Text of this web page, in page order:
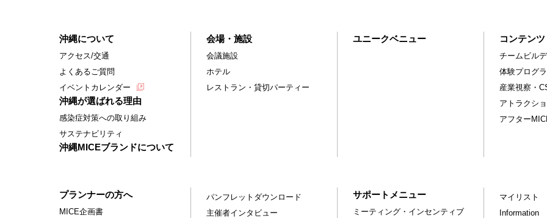
沖縄について
アクセス/交通
よくあるご質問
イベントカレンダー
沖縄が選ばれる理由
感染症対策への取り組み
サステナビリティ
沖縄MICEブランドについて
会場・施設
会議施設
ホテル
レストラン・貸切パーティー
ユニークベニュー コンテンツ
チームビル
体験プログ
産業視察・
アトラクシ
アフター
プランナーの方へ
MICE企画書
パンフレットダウンロード
主催者インタビュー
サポートメニュー
ミーティング・インセンティブ
マイリスト
Information